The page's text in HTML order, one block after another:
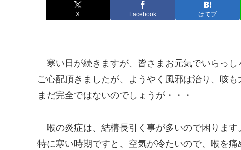
X Facebook はてブ
寒い日が続きますが、皆さまお元気でいらっし
ご心配頂きましたが、ようやく風邪は治り、咳も
まだ完全ではないのでしょうが・・・
喉の炎症は、結構長引く事が多いので困ります
特に寒い時期ですと、空気が冷たいので、喉を痛